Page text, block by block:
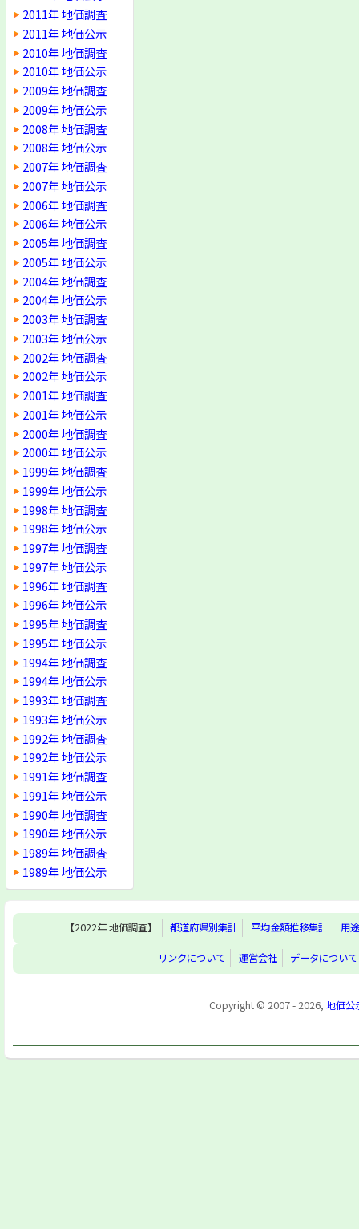
2011年 地価調査
2011年 地価公示
2010年 地価調査
2010年 地価公示
2009年 地価調査
2009年 地価公示
2008年 地価調査
2008年 地価公示
2007年 地価調査
2007年 地価公示
2006年 地価調査
2006年 地価公示
2005年 地価調査
2005年 地価公示
2004年 地価調査
2004年 地価公示
2003年 地価調査
2003年 地価公示
2002年 地価調査
2002年 地価公示
2001年 地価調査
2001年 地価公示
2000年 地価調査
2000年 地価公示
1999年 地価調査
1999年 地価公示
1998年 地価調査
1998年 地価公示
1997年 地価調査
1997年 地価公示
1996年 地価調査
1996年 地価公示
1995年 地価調査
1995年 地価公示
1994年 地価調査
1994年 地価公示
1993年 地価調査
1993年 地価公示
1992年 地価調査
1992年 地価公示
1991年 地価調査
1991年 地価公示
1990年 地価調査
1990年 地価公示
1989年 地価調査
1989年 地価公示
【2022年 地価調査】 都道府県別集計 平均金額推移集計 用
リンクについて 運営会社 データについて
Copyright © 2007 - 2026, 地価公